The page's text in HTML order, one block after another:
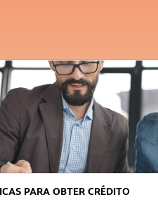
PARA OBTER CRÉDITO